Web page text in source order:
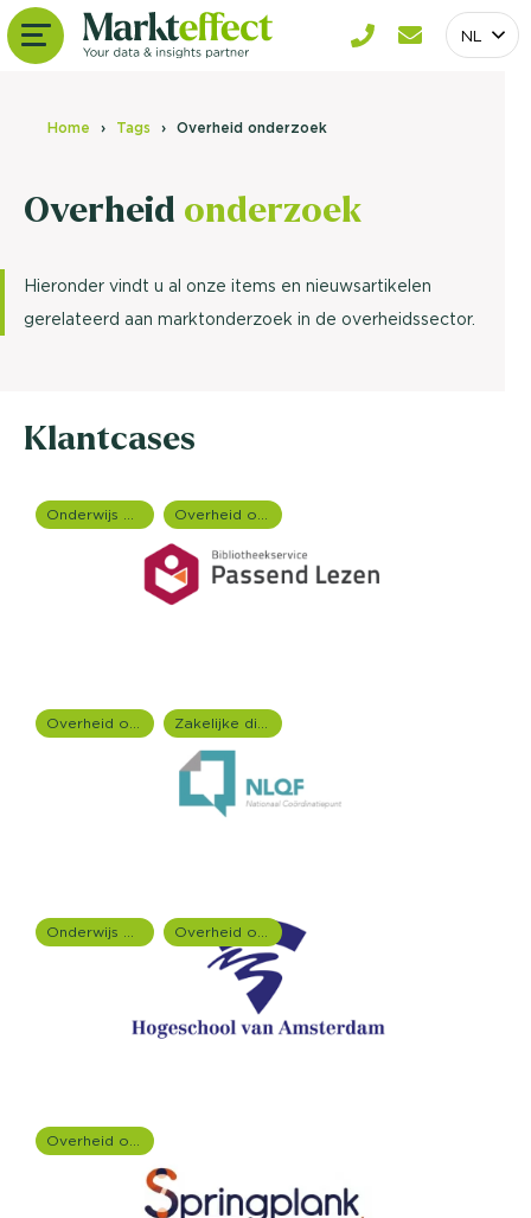
NL
Home Tags Overheid onderzoek
Overheid onderzoek
Hieronder vindt u al onze items en nieuwsartikelen
gerelateerd aan marktonderzoek in de overheidssector.
Klantcases
Onderwijs onderzoek Overheid onderzoek
Overheid onderzoek Zakelijke dienstverlening (B2B)
Onderwijs onderzoek Overheid onderzoek
Overheid onderzoek